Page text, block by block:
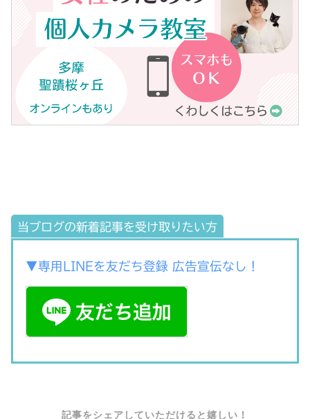
当ブログの新着記事を受け取りたい方
▼専用LINEを友だち登録 広告宣伝なし！